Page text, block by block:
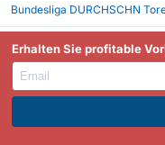
Bundesliga DURCHSCHN
Bundesliga BTTS
Bundesliga Über 2,5 Tore
WERDEN SIE
Erhalten Sie profitable